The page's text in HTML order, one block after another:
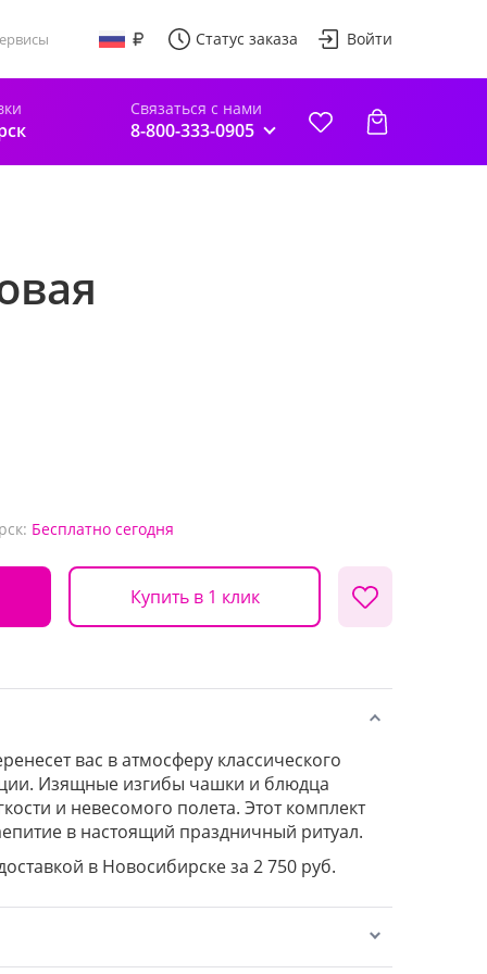
Статус заказа Войти
Связаться с нами
8-800-333-0905
Бесплатно сегодня
Купить в 1 клик
вас в атмосферу классического
Изящные изгибы чашки и блюдца
и невесомого полета. Этот комплект
в настоящий праздничный ритуал.
в Новосибирске за 2 750 руб.